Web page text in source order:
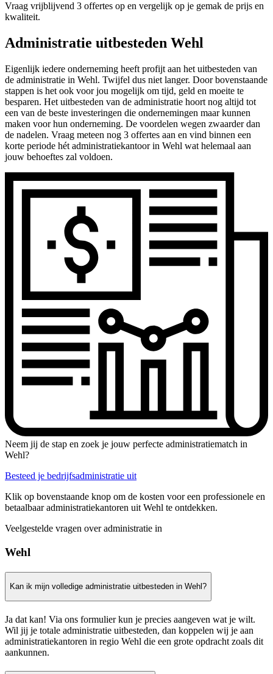
Vraag vrijblijvend 3 offertes op en vergelijk op je gemak de prijs en
kwaliteit.
Administratie uitbesteden Wehl
Eigenlijk iedere onderneming heeft profijt aan het uitbesteden van
de administratie in Wehl. Twijfel dus niet langer. Door bovenstaande
stappen is het ook voor jou mogelijk om tijd, geld en moeite te
besparen. Het uitbesteden van de administratie hoort nog altijd tot
een van de beste investeringen die ondernemingen maar kunnen
maken voor hun onderneming. De voordelen wegen zwaarder dan
de nadelen. Vraag meteen nog 3 offertes aan en vind binnen een
korte periode hét administratiekantoor in Wehl wat helemaal aan
jouw behoeftes zal voldoen.
Neem jij de stap en zoek je jouw perfecte administratiematch in
Wehl?
Besteed je bedrijfsadministratie uit
Klik op bovenstaande knop om de kosten voor een professionele en
betaalbaar administratiekantoren uit Wehl te ontdekken.
Veelgestelde vragen over administratie in
Wehl
Kan ik mijn volledige administratie uitbesteden in Wehl?
Ja dat kan! Via ons formulier kun je precies aangeven wat je wilt.
Wil jij je totale administratie uitbesteden, dan koppelen wij je aan
administratiekantoren in regio Wehl die een grote opdracht zoals dit
aankunnen.